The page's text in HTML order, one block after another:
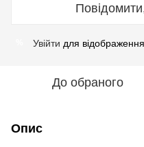
Увійти для
До обраного
Опис